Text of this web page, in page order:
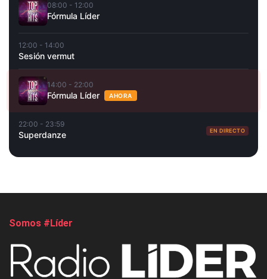
08:00 - 12:00
Fórmula Líder
12:00 - 14:00
Sesión vermut
14:00 - 22:00
Fórmula Líder AHORA
22:00 - 23:59
Superdanze EN DIRECTO
Somos #Líder